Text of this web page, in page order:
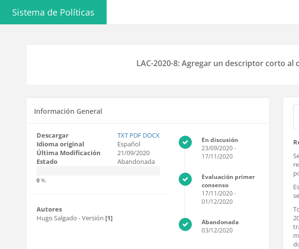
Sistema de Políticas
LAC-2020-8: Agregar un descriptor corto
Información General
Descargar TXT PDF DOCX
Idioma original
Español
Última Modificación
21/09/2020
Estado
Abandonada
0 %.
Autores
Hugo Salgado - Versión [1]
En discusión
23/09/2020-
17/11/2020
Evaluación primer
consenso
17/11/2020-
01/12/2020
Abandonada
03/12/2020